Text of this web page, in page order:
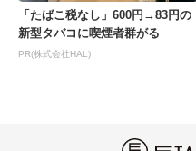
「たばこ税なし」600円→83円の
新型タバコに喫煙者群がる
PR(株式会社HAL)